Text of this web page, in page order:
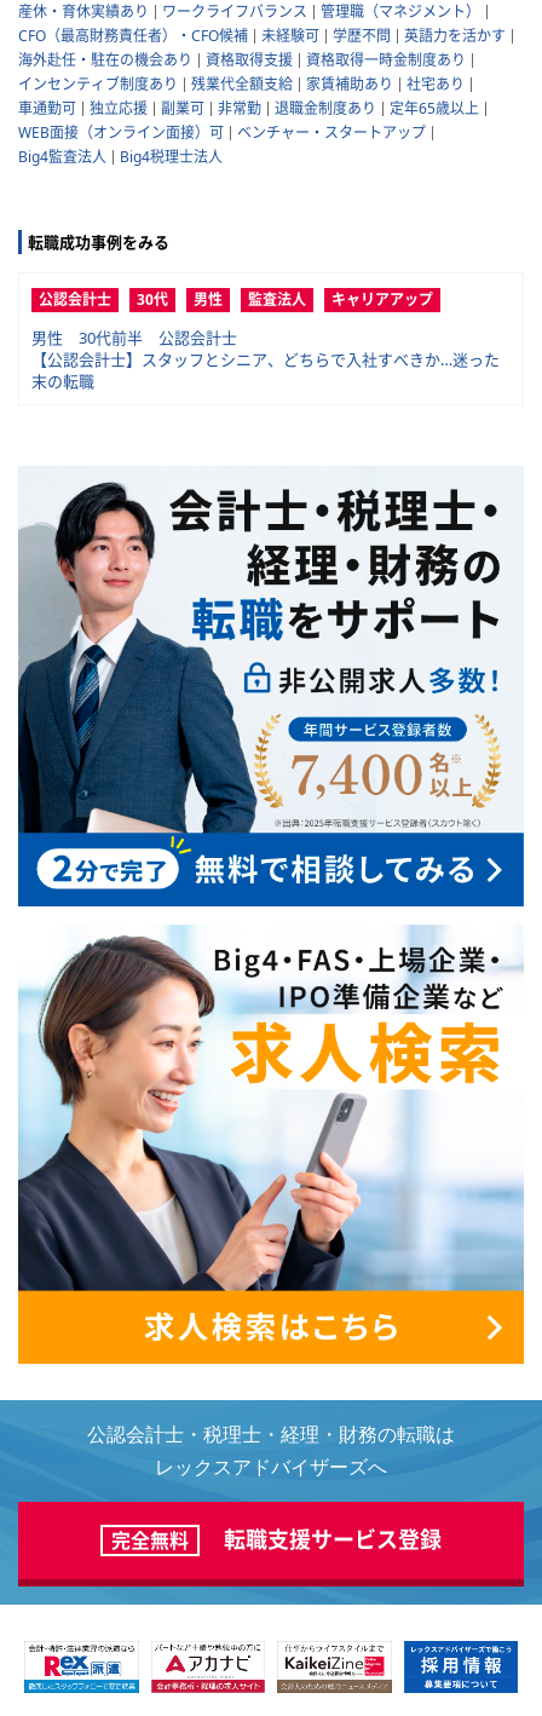
産休・育休実績あり
ワークライフバランス
管理職（マネジメント）
CFO（最高財務責任者）・CFO候補
未経験可 学歴不問
英語力を活かす
海外赴任・駐在の機会あり
資格取得支援
資格取得一時金制度あり
インセンティブ制度あり
残業代全額支給 家賃補助あり
社宅あり
車通勤可
独立応援 副業可 非常勤 退職金制度あり
定年65歳以上
WEB面接（オンライン面接）可
ベンチャー・スタートアップ
Big4監査法人
Big4税理士法人
転職成功事例をみる
公認会計士 30代 男性 監査法人 キャリアアップ
男性 30代前半 公認会計士
【公認会計士】スタッフとシニア、どちらで入社すべきか…迷った
末の転職
公認会計士・税理士・経理・財務の転職は
レックスアドバイザーズへ
完全無料 転職支援サービス登録